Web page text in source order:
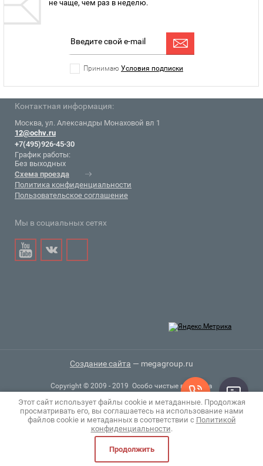
не чаще, чем раз в неделю.
Принимаю Условия подписки
0
Контактная информация:
Москва, ул. Александры Монаховой вл 1
12@ochv.ru
+7(495)926-45-30
График работы:
Без выходных
Схема проезда
Политика конфиденциальности
Пользовательское соглашение
Мы в социальных сетях
Создание сайта — megagroup.ru
Copyright © 2009 - 2019 Особо чистые вещества
Этот сайт использует файлы cookie и метаданные. Продолжая
просматривать его, вы соглашаетесь на использование нами
файлов cookie и метаданных в соответствии с Политикой
конфиденциальности.
Продолжить